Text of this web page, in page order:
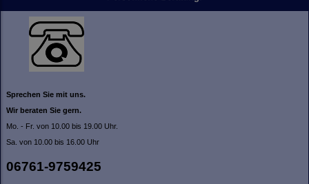
Sprechen Sie mit uns.
Wir beraten Sie gern.
Mo. - Fr. von 10.00 bis 19.00 Uhr.
Sa. von 10.00 bis 16.00 Uhr
06761-9759425